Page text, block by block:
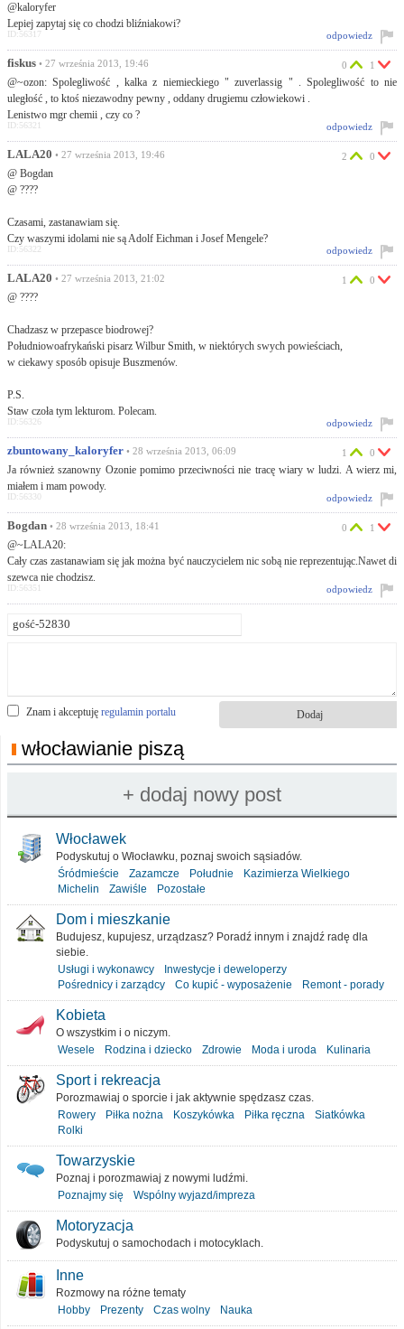
@kaloryfer
Lepiej zapytaj się co chodzi bliźniakowi?
odpowiedz
ID:56317
fiskus • 27 września 2013, 19:46
@~ozon: Spolegliwość , kalka z niemieckiego " zuverlassig " . Spolegliwość to nie
uległość , to ktoś niezawodny pewny , oddany drugiemu człowiekowi .
Lenistwo mgr chemii , czy co ?
0 1
odpowiedz
ID:56321
LALA20 • 27 września 2013, 19:46
@ Bogdan
@ ????
Czasami, zastanawiam się.
Czy waszymi idolami nie są Adolf Eichman i Josef Mengele?
2 0
odpowiedz
ID:56322
LALA20 • 27 września 2013, 21:02
@ ????
Chadzasz w przepasce biodrowej?
Południowoafrykański pisarz Wilbur Smith, w niektórych swych powieściach,
w ciekawy sposób opisuje Buszmenów.
P.S.
Staw czoła tym lekturom. Polecam.
1 0
odpowiedz
ID:56326
zbuntowany_kaloryfer • 28 września 2013, 06:09
Ja również szanowny Ozonie pomimo przeciwności nie tracę wiary w ludzi. A wierz mi,
miałem i mam powody.
1 0
odpowiedz
ID:56330
Bogdan • 28 września 2013, 18:41
@~LALA20:
Cały czas zastanawiam się jak można być nauczycielem nic sobą nie reprezentując.Nawet di
szewca nie chodzisz.
0 1
odpowiedz
ID:56351
Znam i akceptuję regulamin portalu
włocławianie piszą
Włocławek
Podyskutuj o Włocławku, poznaj swoich sąsiadów.
Śródmieście
Zazamcze Południe
Kazimierza Wielkiego
Michelin
Zawiśle Pozostałe
Dom i mieszkanie
Budujesz, kupujesz, urządzasz? Poradź innym i znajdź radę dla
siebie.
Usługi i wykonawcy
Inwestycje i deweloperzy
Pośrednicy i zarządcy
Co kupić - wyposażenie Remont - porady
Kobieta
O wszystkim i o niczym.
Wesele
Rodzina i dziecko Zdrowie Moda i uroda Kulinaria
Sport i rekreacja
Porozmawiaj o sporcie i jak aktywnie spędzasz czas.
Rowery
Piłka nożna Koszykówka Piłka ręczna
Siatkówka
Rolki
Towarzyskie
Poznaj i porozmawiaj z nowymi ludźmi.
Poznajmy się
Wspólny wyjazd/impreza
Motoryzacja
Podyskutuj o samochodach i motocyklach.
Inne
Rozmowy na różne tematy
Hobby
Prezenty Czas wolny Nauka